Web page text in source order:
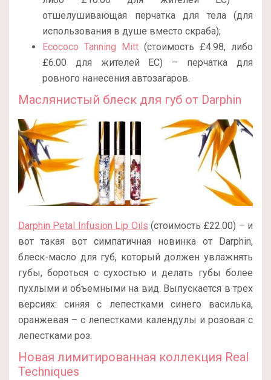
отшелушивающая перчатка для тела (для
использования в душе вместо скраба);
Ecococo Tanning Mitt (стоимость £4.98, либо
£6.00 для жителей ЕС) – перчатка для
ровного нанесения автозагаров.
Маслянистый блеск для губ от Darphin
Darphin Petal Infusion Lip Oils (стоимость £22.00) – и
вот такая вот симпатичная новинка от Darphin,
блеск-масло для губ, который должен увлажнять
губы, бороться с сухостью и делать губы более
пухлыми и объемными на вид. Выпускается в трех
версиях: синяя с лепестками синего василька,
оранжевая – с лепестками календулы и розовая с
лепестками роз.
Новая лимитированная коллекция Real
Techniques